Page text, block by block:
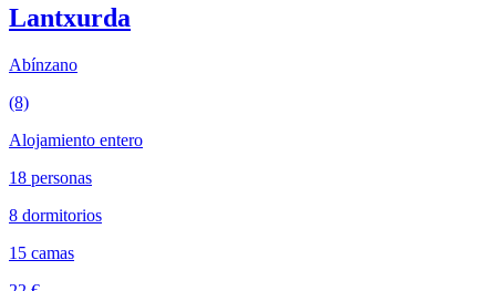
Lantxurda
Abínzano
(8)
Alojamiento entero
18 personas
8 dormitorios
15 camas